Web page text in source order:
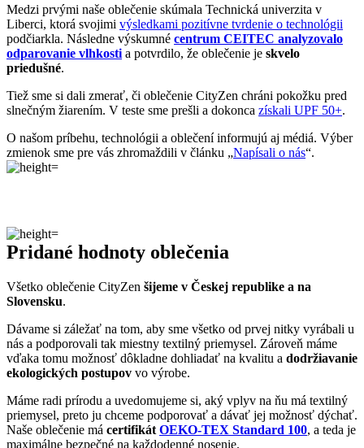
O našom príbehu, technológii a oblečení informujú aj médiá. Výber
zmienok sme pre vás zhromaždili v článku „Napísali o nás“.
Pridané hodnoty oblečenia
Všetko oblečenie CityZen
vďaka tomu možnosť dôkladne dohliadať na kvalitu a
ekologických postupovvo výrobe.
Máme radi prírodu a uvedomujeme si, aký vplyv na ňu má textilný
priemysel, preto ju chceme podporovať a dávať jej možnosť dýchať.
Naše oblečenie má
maximálne bezpečné na každodenné nosenie.
Súčasne sme spojili sily sprojektom clevercare, vďaka ktorému si
všetci osvojíme triky, ako sa šetrne starať o oblečenie, predĺžiť jeho
životnosť a uľaviť životnému prostrediu
.Všetko o výrobe sa dozviete na stránkePríbeh trička.
Parametre